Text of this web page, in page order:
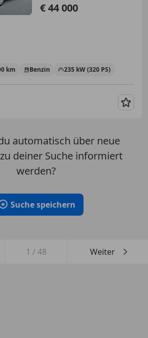
€ 44 000
km Benzin 235 kW (320 PS)
automatisch über neue
deiner Suche informiert
werden?
Suche speichern
1 /48 Weiter